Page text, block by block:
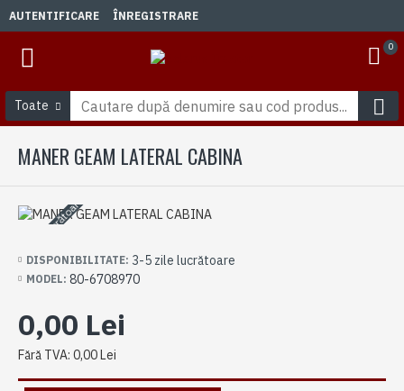
AUTENTIFICARE ÎNREGISTRARE
0
Toate
MANER GEAM LATERAL CABINA
3-5 zile lucrătoare
DISPONIBILITATE: 3-5 zile lucrătoare
MODEL: 80-6708970
0,00 Lei
Fără TVA: 0,00 Lei